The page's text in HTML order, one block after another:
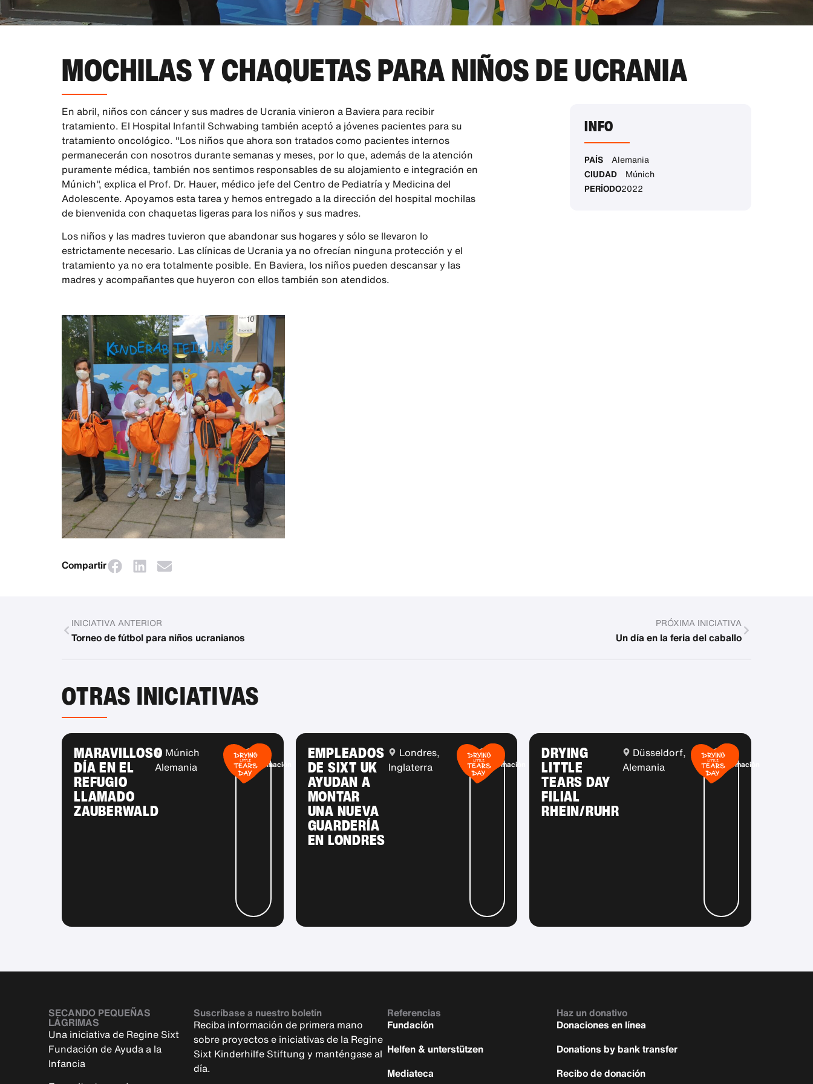
MOCHILAS Y CHAQUETAS PARA NIÑOS DE UCRANIA
En abril, niños con cáncer y sus madres de Ucrania vinieron a Baviera para recibir
tratamiento. El Hospital Infantil Schwabing también aceptó a jóvenes pacientes para su
tratamiento oncológico. "Los niños que ahora son tratados como pacientes internos
permanecerán con nosotros durante semanas y meses, por lo que, además de la atención
puramente médica, también nos sentimos responsables de su alojamiento e integración en
Múnich", explica el Prof. Dr. Hauer, médico jefe del Centro de Pediatría y Medicina del
Adolescente. Apoyamos esta tarea y hemos entregado a la dirección del hospital mochilas
de bienvenida con chaquetas ligeras para los niños y sus madres.
Los niños y las madres tuvieron que abandonar sus hogares y sólo se llevaron lo
estrictamente necesario. Las clínicas de Ucrania ya no ofrecían ninguna protección y el
tratamiento ya no era totalmente posible. En Baviera, los niños pueden descansar y las
madres y acompañantes que huyeron con ellos también son atendidos.
INFO
PAÍS Alemania
CIUDAD Múnich
PERÍODO2022
Compartir
INICIATIVA ANTERIOR
Torneo de fútbol para niños ucranianos
PRÓXIMA INICIATIVA
Un día en la feria del caballo
OTRAS INICIATIVAS
MARAVILLOSO
DÍA EN EL
REFUGIO
LLAMADO
ZAUBERWALD
Múnich
Alemania
Más
información
EMPLEADOS
DE SIXT UK
AYUDAN A
MONTAR
UNA NUEVA
GUARDERÍA
EN LONDRES
Londres,
Inglaterra
Más
información
DRYING
LITTLE
TEARS DAY
FILIAL
RHEIN/RUHR
Düsseldorf,
Alemania
Más
información
SECANDO PEQUEÑAS
LÁGRIMAS
Una iniciativa de Regine Sixt
Fundación de Ayuda a la
Infancia
Suscríbase a nuestro boletín
Reciba información de primera mano
sobre proyectos e iniciativas de la Regine
Sixt Kinderhilfe Stiftung y manténgase al
día.
Referencias
Fundación
Helfen & unterstützen
Mediateca
Haz un donativo
Donaciones en línea
Donations by bank transfer
Recibo de donación